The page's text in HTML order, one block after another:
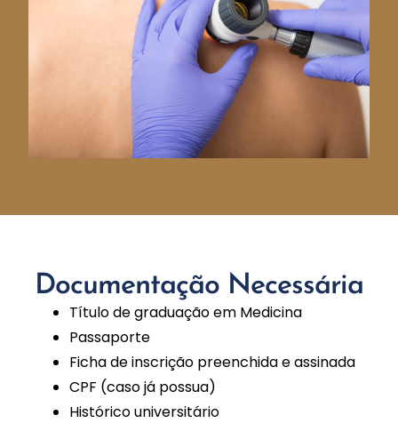
Documentação Necessária
Título de graduação em Medicina
Passaporte
Ficha de inscrição preenchida e assinada
CPF (caso já possua)
Histórico universitário